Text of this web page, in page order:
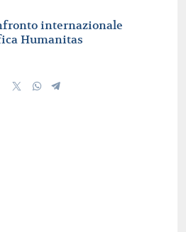
internazionale
Humanitas